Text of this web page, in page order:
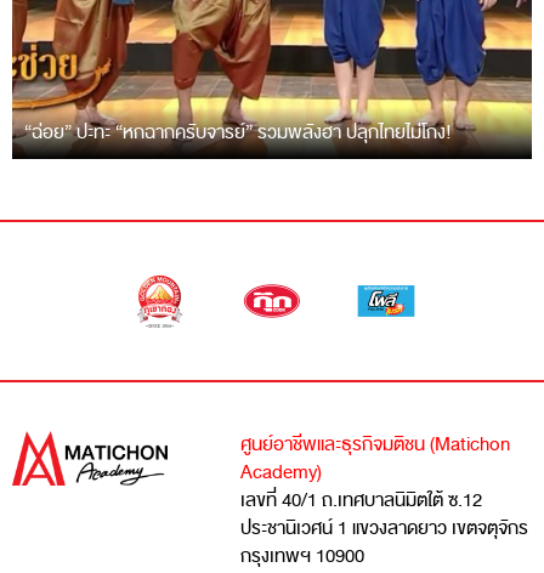
“ฉ่อย” ปะทะ “หกฉากครับจารย์” รวมพลังฮา ปลุกไทยไม่โกง!
ศูนย์อาชีพและธุรกิจมติชน (Matichon
Academy)
เลขที่ 40/1 ถ.เทศบาลนิมิตใต้ ซ.12
ประชานิเวศน์ 1 แขวงลาดยาว เขตจตุจักร
กรุงเทพฯ 10900